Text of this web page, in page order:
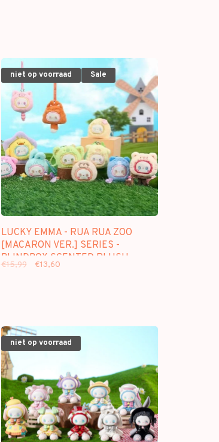
niet op voorraad Sale
LUCKY EMMA - RUA RUA ZOO
[MACARON VER.] SERIES -
BLINDBOX SCENTED PLUSH
KEYCHAIN
€15,99 €13,60
niet op voorraad